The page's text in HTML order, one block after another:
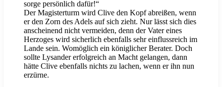
sorge persönlich dafür!“
Der Magisterturm wird Clive den Kopf abreißen, wenn
er den Zorn des Adels auf sich zieht. Nur lässt sich dies
anscheinend nicht vermeiden, denn der Vater eines
Herzoges wird sicherlich ebenfalls sehr einflussreich im
Lande sein. Womöglich ein königlicher Berater. Doch
sollte Lysander erfolgreich an Macht gelangen, dann
hätte Clive ebenfalls nichts zu lachen, wenn er ihn nun
erzürne.